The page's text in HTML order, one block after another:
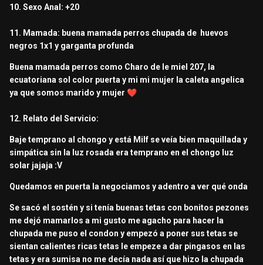
10. Sexo Anal: +20
11. Mamada: buena mamada perros chupada de huevos
negros 1x1 y garganta profunda
Buena mamada perros como Charo de le miel 207, la
ecuatoriana sol color puerta y mi mi mujer la caleta angelica
ya que somos marido y mujer ❤️
12. Relato del Servicio:
Baje temprano al chongo y está Milf se veía bien maquillada y
simpática sin la luz rosada era temprano en el chongo luz
solar jajaja :V
Quedamos en puerta la negociamos y adentro a ver qué onda
Se sacó el sostén y si tenía buenas tetas con bonitos pezones
me dejó mamarlos a mi gusto me agacho para hacer la
chupada me puso el condon y empezó a poner sus tetas se
sientan calientes ricas tetas le empeze a dar pingasos en las
tetas y era sumisa no me decía nada así que hizo la chupada